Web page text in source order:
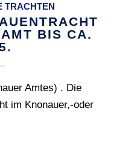
TRACHTEN
BIS CA.
Amtes) . Die
im Knonauer,-oder